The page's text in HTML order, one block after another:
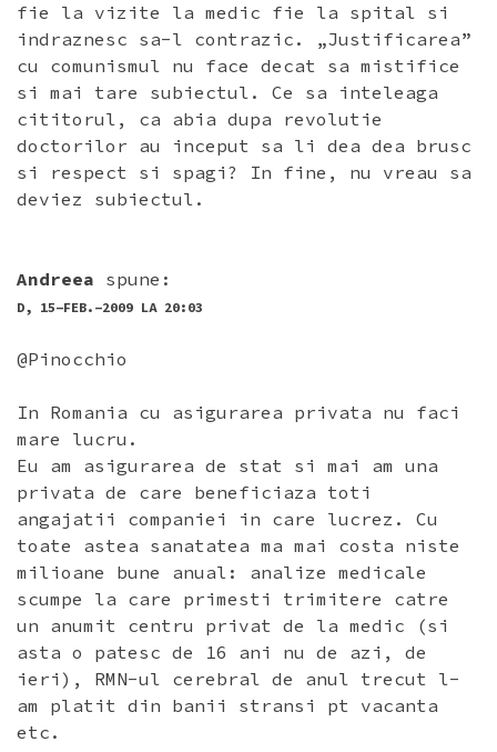
fie la vizite la medic fie la spital si
indraznesc sa-l contrazic. „Justificarea”
cu comunismul nu face decat sa mistifice
si mai tare subiectul. Ce sa inteleaga
cititorul, ca abia dupa revolutie
doctorilor au inceput sa li dea dea brusc
si respect si spagi? In fine, nu vreau sa
deviez subiectul.
Andreea spune:
D, 15-FEB.-2009 LA 20:03
@Pinocchio
In Romania cu asigurarea privata nu faci
mare lucru.
Eu am asigurarea de stat si mai am una
privata de care beneficiaza toti
angajatii companiei in care lucrez. Cu
toate astea sanatatea ma mai costa niste
milioane bune anual: analize medicale
scumpe la care primesti trimitere catre
un anumit centru privat de la medic (si
asta o patesc de 16 ani nu de azi, de
ieri), RMN-ul cerebral de anul trecut l-
am platit din banii stransi pt vacanta
etc.